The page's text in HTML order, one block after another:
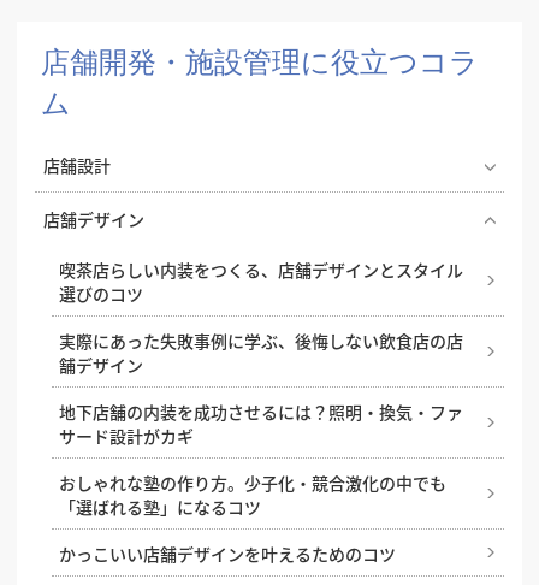
店舗開発・施設管理に役立つコラ
ム
店舗設計
エステサロンの照明で印象が変わる。雰囲気づくりと
飲食店の成功はコンセプト設計から！開業・改装時に
押さえたいポイント
ドライキッチンとウェットキッチン、飲食店の厨房は
どちらがおすすめ？
小さなカフェで成功するコツ、狭小キッチンの内装ア
イデア
基本を解説！飲食店の厨房レイアウト
失敗しない店舗リニューアルのために知っておきたい
ポイントと注意点
店舗デザイン
喫茶店らしい内装をつくる、店舗デザインとスタイル
選びのコツ
実際にあった失敗事例に学ぶ、後悔しない飲食店の店
舗デザイン
地下店舗の内装を成功させるには？照明・換気・ファ
サード設計がカギ
おしゃれな塾の作り方。少子化・競合激化の中でも
「選ばれる塾」になるコツ
かっこいい店舗デザインを叶えるためのコツ